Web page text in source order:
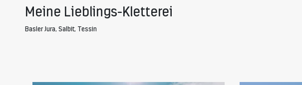
Meine Lieblings-Kletterei
Basler Jura, Salbit, Tessin